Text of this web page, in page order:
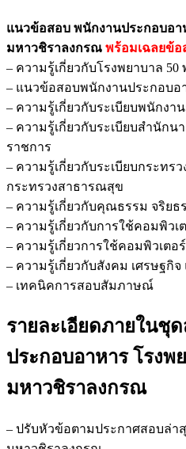
กรณ
ชิ้น
แนวข้อสอบ พนักงานประกอบอา
มหาวชิราลงกรณ พร้อมเฉลยข้อ
– ความรู้เกี่ยวกับโรงพยาบาล
– แนวข้อสอบพนักงานประกอบอ
– ความรู้เกี่ยวกับระเบียบพนักง
– ความรู้เกี่ยวกับระเบียบสำนัก
ราชการ
– ความรู้เกี่ยวกับระเบียบกระท
กระทรวงสาธารณสุข
– ความรู้เกี่ยวกับคุณธรรม จริยธ
– ความรู้เกี่ยวกับการใช้คอมพิว
– ความรู้เกี่ยวการใช้คอมพิวเตอร์
– ความรู้เกี่ยวกับสังคม เศรษฐกิ
– เทคนิคการสอบสัมภาษณ์
รายละเอียดภายในชุ
ประกอบอาหาร โรงพ
มหาวชิราลงกรณ
– ปรับหัวข้อตามประกาศสอบล่า